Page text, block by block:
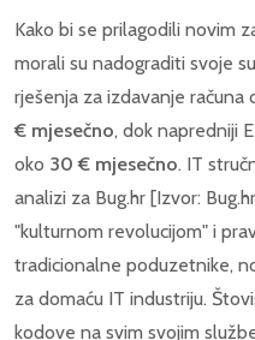
Kako bi se prilagodili novim
morali su nadograditi svoje
rješenja za izdavanje računa
€ mjesečno, dok napredniji
oko 30 € mjesečno. IT
analizi za Bug.hr [Izvor:
"kulturnom revolucijom" i
tradicionalne poduzetnike,
za domaću IT industriju.
kodove na svim svojim